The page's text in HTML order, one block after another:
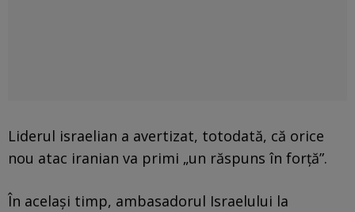
Liderul israelian a avertizat, totodată, că orice
nou atac iranian va primi „un răspuns în forță”.
În același timp, ambasadorul Israelului la